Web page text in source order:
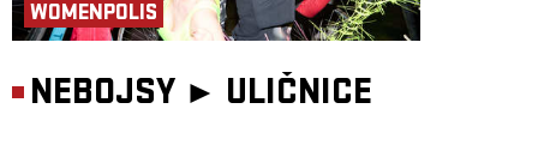
WOMENPOLIS
NEBOJSY ► ULIČNICE